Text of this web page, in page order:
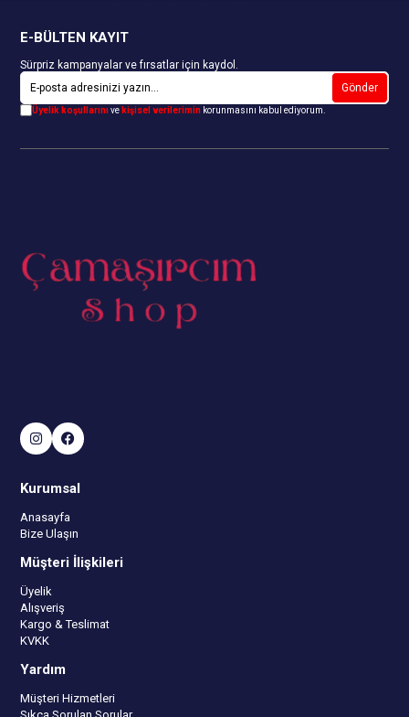
E-BÜLTEN KAYIT
Sürpriz kampanyalar ve fırsatlar için kaydol.
Gönder
Üyelik koşullarınıve kişisel verilerimin korunmasını kabul ediyorum.
Kurumsal
Anasayfa
Bize Ulaşın
Müşteri İlişkileri
Üyelik
Alışveriş
Kargo & Teslimat
KVKK
Yardım
Müşteri Hizmetleri